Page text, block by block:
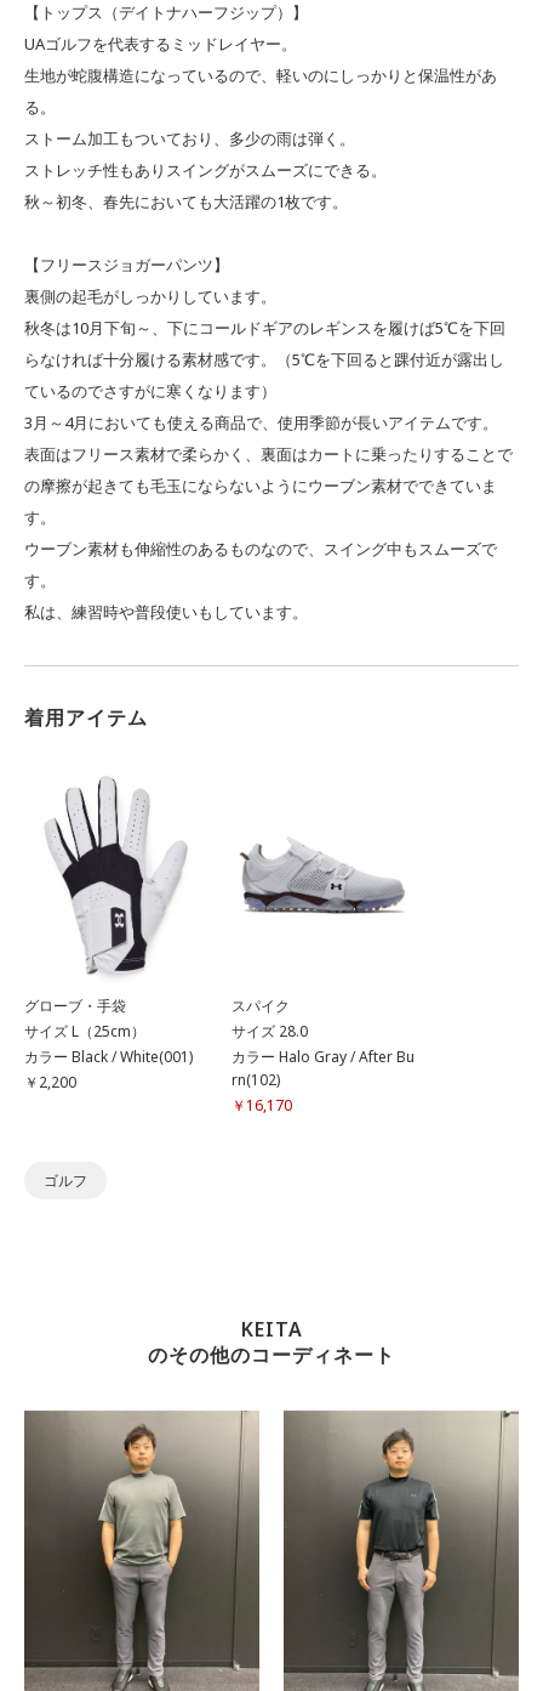
【トップス（デイトナハーフジップ）】
UAゴルフを代表するミッドレイヤー。
生地が蛇腹構造になっているので、軽いのにしっかりと保温性があ
る。
ストーム加工もついており、多少の雨は弾く。
ストレッチ性もありスイングがスムーズにできる。
秋～初冬、春先においても大活躍の1枚です。
【フリースジョガーパンツ】
裏側の起毛がしっかりしています。
秋冬は10月下旬～、下にコールドギアのレギンスを履けば5℃を下回
らなければ十分履ける素材感です。（5℃を下回ると踝付近が露出し
ているのでさすがに寒くなります）
3月～4月においても使える商品で、使用季節が長いアイテムです。
表面はフリース素材で柔らかく、裏面はカートに乗ったりすることで
の摩擦が起きても毛玉にならないようにウーブン素材でできていま
す。
ウーブン素材も伸縮性のあるものなので、スイング中もスムーズで
す。
私は、練習時や普段使いもしています。
着用アイテム
グローブ・手袋
サイズ L（25cm）
カラー Black / White(001)
￥2,200
スパイク
サイズ 28.0
カラー Halo Gray / After Bu
rn(102)
￥16,170
ゴルフ
KEITA
のその他のコーディネート